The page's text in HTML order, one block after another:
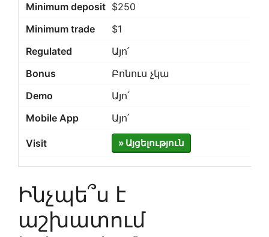
$250
$1
Այո՛
Բոնուս չկա
Այո՛
Այո՛
» Այցելություն
Ինչպե՞ս է
աշխատում